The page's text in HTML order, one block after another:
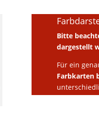
Bitte
dargestellt
Für ein
Farbkarten